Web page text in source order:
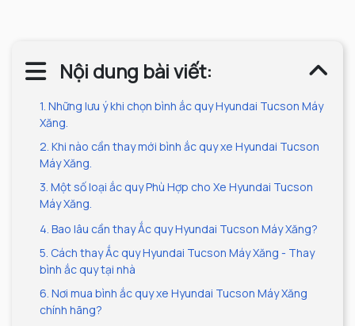
Nội dung bài viết:
1. Những lưu ý khi chọn bình ắc quy Hyundai Tucson Máy
Xăng.
2. Khi nào cần thay mới bình ắc quy xe Hyundai Tucson
Máy Xăng.
3. Một số loại ắc quy Phù Hợp cho Xe Hyundai Tucson
Máy Xăng.
4. Bao lâu cần thay Ắc quy Hyundai Tucson Máy Xăng?
5. Cách thay Ắc quy Hyundai Tucson Máy Xăng - Thay
bình ắc quy tại nhà
6. Nơi mua bình ắc quy xe Hyundai Tucson Máy Xăng
chính hãng?